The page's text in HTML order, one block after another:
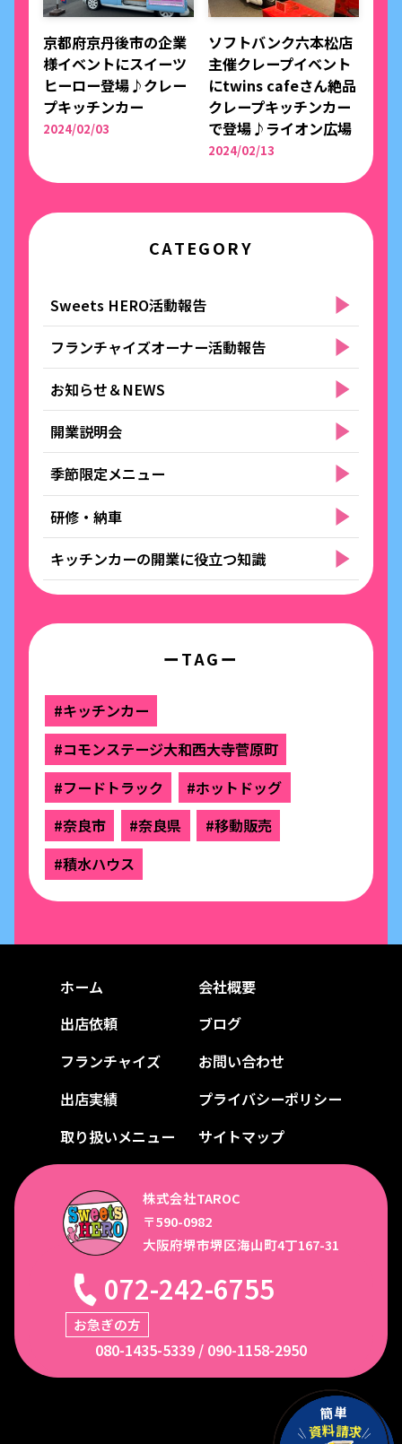
京都府京丹後市の企業
様イベントにスイーツ
ヒーロー登場♪クレー
プキッチンカー
2024/02/03
ソフトバンク六本松店
主催クレープイベント
にtwins cafeさん絶品
クレープキッチンカー
で登場♪ライオン広場
2024/02/13
CATEGORY
Sweets HERO活動報告
フランチャイズオーナー活動報告
お知らせ＆NEWS
開業説明会
季節限定メニュー
研修・納車
キッチンカーの開業に役立つ知識
ーTAGー
#キッチンカー
#コモンステージ大和西大寺菅原町
#フードトラック
#ホットドッグ
#奈良市
#奈良県
#移動販売
#積水ハウス
簡単
資料請求
ホーム
出店依頼
フランチャイズ
出店実績
取り扱いメニュー
会社概要
ブログ
お問い合わせ
プライバシーポリシー
サイトマップ
株式会社TAROC
〒590-0982
大阪府堺市堺区海山町4丁167-31
072-242-6755
お急ぎの方
080-1435-5339 / 090-1158-2950